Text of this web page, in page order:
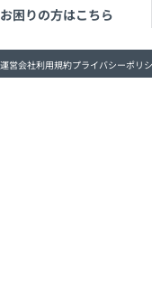
お困りの方はこちら
運営会社利用規約プライバシーポリ